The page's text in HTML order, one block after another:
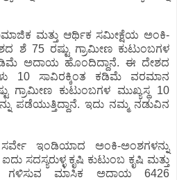
ಮತ್ತು ಆರ್ಥಿಕ ಸಮೀಕ್ಷೆಯ ಅಂಕಿ-
ಶೆ 75 ರಷ್ಟು ಗ್ರಾಮೀಣ ಕುಟುಂಬಗಳ
ಕಡಿಮೆ ಅದಾಯ ಹೊಂದಿದ್ದಾನೆ. ಈ ದೇಶದ
10 ಸಾವಿರಕ್ಕಿಂತ ಕಡಿಮೆ ವರಮಾನ
ಗ್ರಾಮೀಣ ಕುಟುಂಬಗಳ ಮುಖ್ಯಸ್ಥ 10
ಪಡೆಯುತ್ತಿದ್ದಾನೆ. ಇದು ನಮ್ಮ ನಡುವಿನ
ಇಂಡಿಯಾದ ಅಂಕಿ-ಅಂಶಗಳನ್ನು
ಸದಸ್ಯರುಳ್ಳ ಕೃಷಿ ಕುಟುಂಬ ಕೃಷಿ ಮತ್ತು
ಗಳಿಸುವ ಮಾಸಿಕ ಅದಾಯ 6426